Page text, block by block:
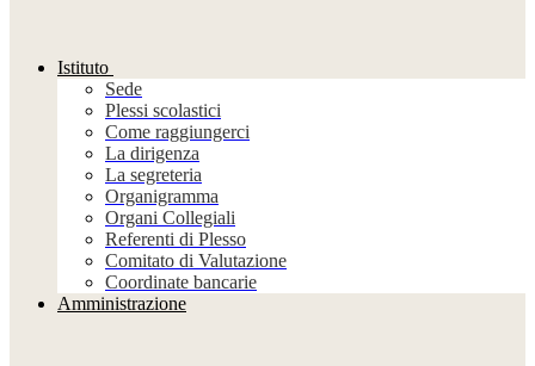
Istituto
Sede
Plessi scolastici
Come raggiungerci
La dirigenza
La segreteria
Organigramma
Organi Collegiali
Referenti di Plesso
Comitato di Valutazione
Coordinate bancarie
Amministrazione